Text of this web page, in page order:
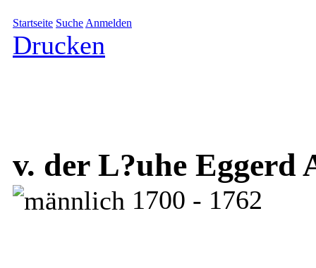
Startseite Suche Anmelden
Drucken
v. der L?uhe Eggerd
1700 - 1762